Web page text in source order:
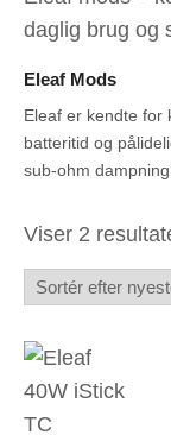
daglig brug og
Eleaf Mods
Eleaf er kendte for
batteritid og
sub-ohm dampning.
Viser 2